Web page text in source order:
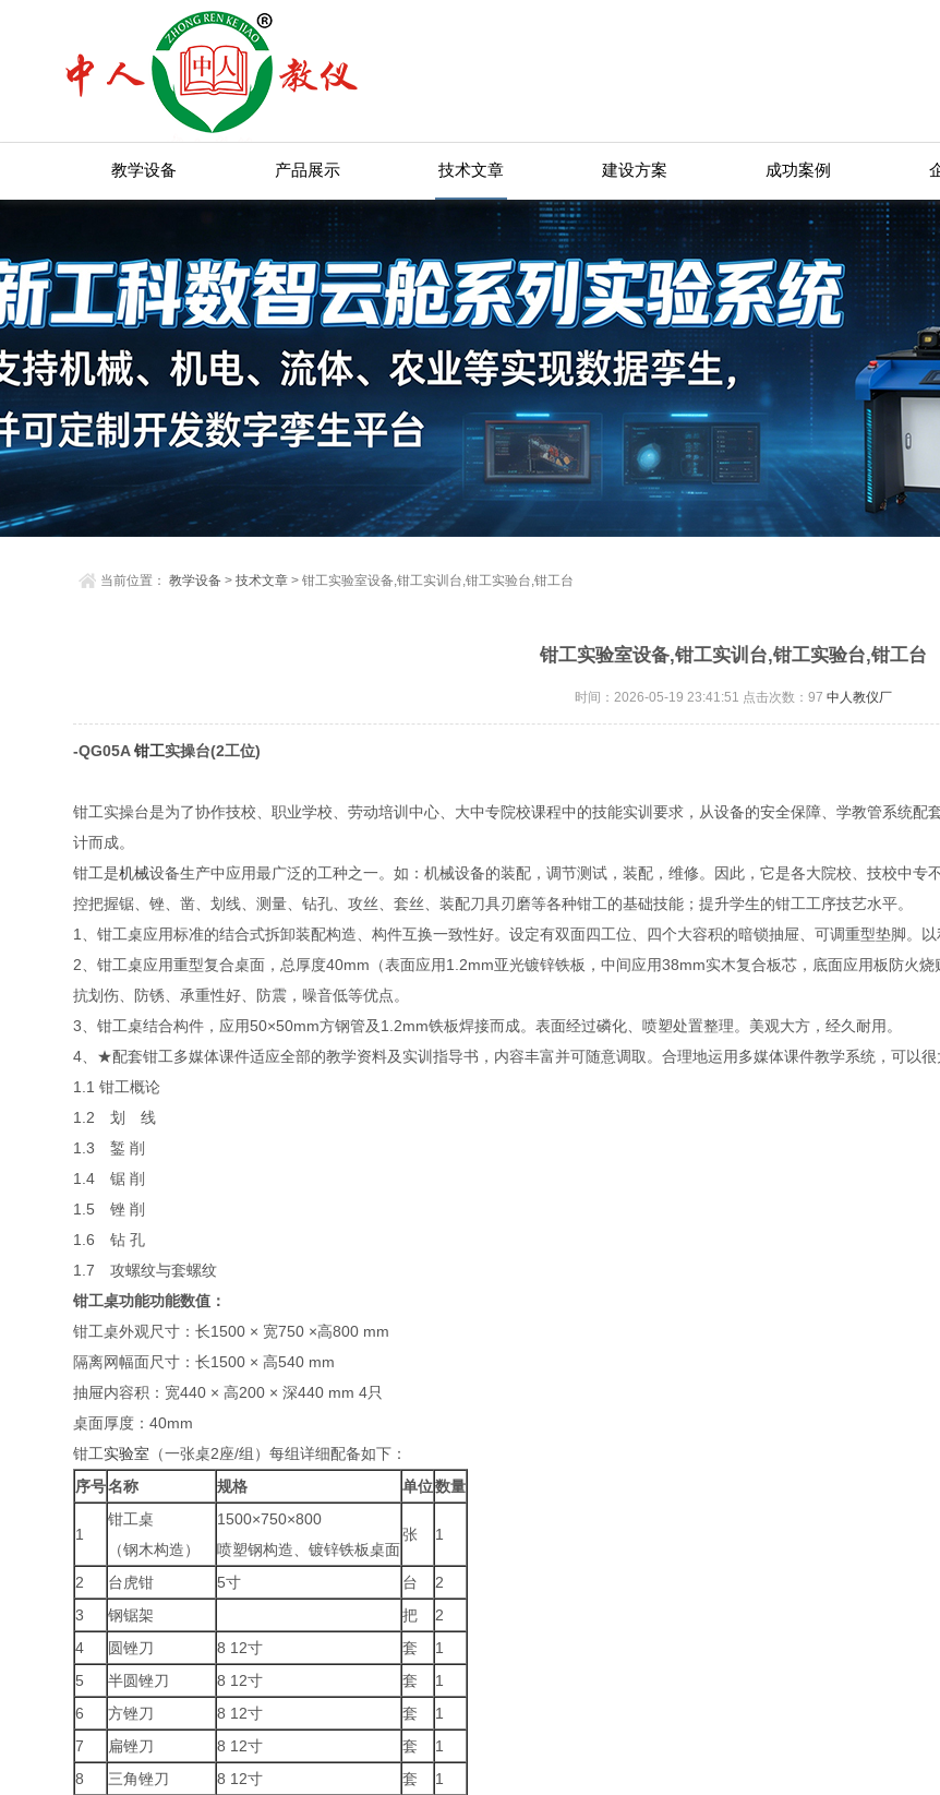
教学设备 产品展示 技术文章 建设方案 成功案例
当前位置：教学设备 >技术文章 > 钳工实验室设备,钳工实训台,钳工实验台,钳工台
钳工实验室设备,钳工实训台,钳工实验台,钳工台
时间：2026-05-19 23:41:51 点击次数： 97 中人教仪厂
-QG05A钳工实操台(2工位)
钳工实操台是为了协作技校、职业学校、劳动培训中心、大中专院校课程中的技能实训要求，从设备的安全保障、学教管系统
计而成。
钳工是机械设备生产中应用最广泛的工种之一。如：机械设备的装配，调节测试，装配，维修。因此，它是各大院校、技校中
控把握锯、锉、凿、划线、测量、钻孔、攻丝、套丝、装配刀具刃磨等各种钳工的基础技能；提升学生的钳工工序技艺水平。
1、钳工桌应用标准的结合式拆卸装配构造、构件互换一致性好。设定有双面四工位、四个大容积的暗锁抽屉、可调重型垫脚。
2、钳工桌应用重型复合桌面，总厚度40mm（表面应用1.2mm亚光镀锌铁板，中间应用38mm实木复合板芯，底面应用板防火
抗划伤、防锈、承重性好、防震，噪音低等优点。
3、钳工桌结合构件，应用50×50mm方钢管及1.2mm铁板焊接而成。表面经过磷化、喷塑处置整理。美观大方，经久耐用。
4、★配套钳工多媒体课件适应全部的教学资料及实训指导书，内容丰富并可随意调取。合理地运用多媒体课件教学系统，可以
1.1 钳工概论
1.2 划 线
1.3 錾 削
1.4 锯 削
1.5 锉 削
1.6 钻 孔
1.7 攻螺纹与套螺纹
钳工桌功能功能数值：
钳工桌外观尺寸：长1500 × 宽750 ×高800 mm
隔离网幅面尺寸：长1500 × 高540 mm
抽屉内容积：宽440 × 高200 × 深440 mm 4只
桌面厚度：40mm
钳工实验室 （一张桌2座/组）每组详细配备如下：
序号名称 规格 单位数量
1
钳工桌
（钢木构造）
1500×750×800
喷塑钢构造、镀锌铁板桌面
张 1
2 台虎钳 5寸 台
2
3
钢锯架 把
2
4
圆锉刀 8 12寸 套
1
5
半圆锉刀 8 12寸 套
1
6
方锉刀 8 12寸 套
1
7
扁锉刀 8 12寸 套
1
8
三角锉刀 8 12寸 套
1